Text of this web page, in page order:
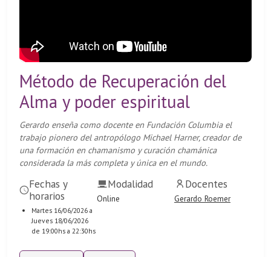
Método de Recuperación del
Alma y poder espiritual
Gerardo enseña como docente en Fundación Columbia el
trabajo pionero del antropólogo Michael Harner, creador de
una formación en chamanismo y curación chamánica
considerada la más completa y única en el mundo.
Fechas y
horarios
Martes 16/06/2026 a
Jueves 18/06/2026
de 19:00hs a 22:30hs
Modalidad
Online
Docentes
Gerardo Roemer